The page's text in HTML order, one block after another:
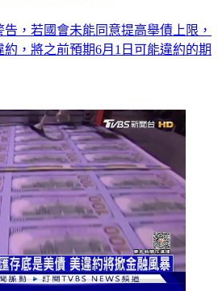
，若國會未能同意提高舉債上限，
，將之前預期6月1日可能違約的期